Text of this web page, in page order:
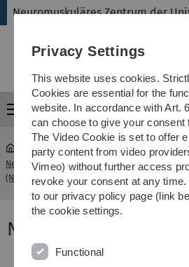
Neuromuskuläres Zentrum der
Menu
Neuromuskuläres Zentrum der Universität Ulm
(NMZU)
NMZU Mitglieder
Sprecher:Dr. med. Angela
Privacy Settings
This website uses cookies.
Cookies are essential for the
website. In accordance with Art.
can choose to give your consent
The Video Cookie is set to offer
party content from video
Vimeo) without further access
revoke your consent at any
to our privacy policy page (link
the cookie settings.
Functional